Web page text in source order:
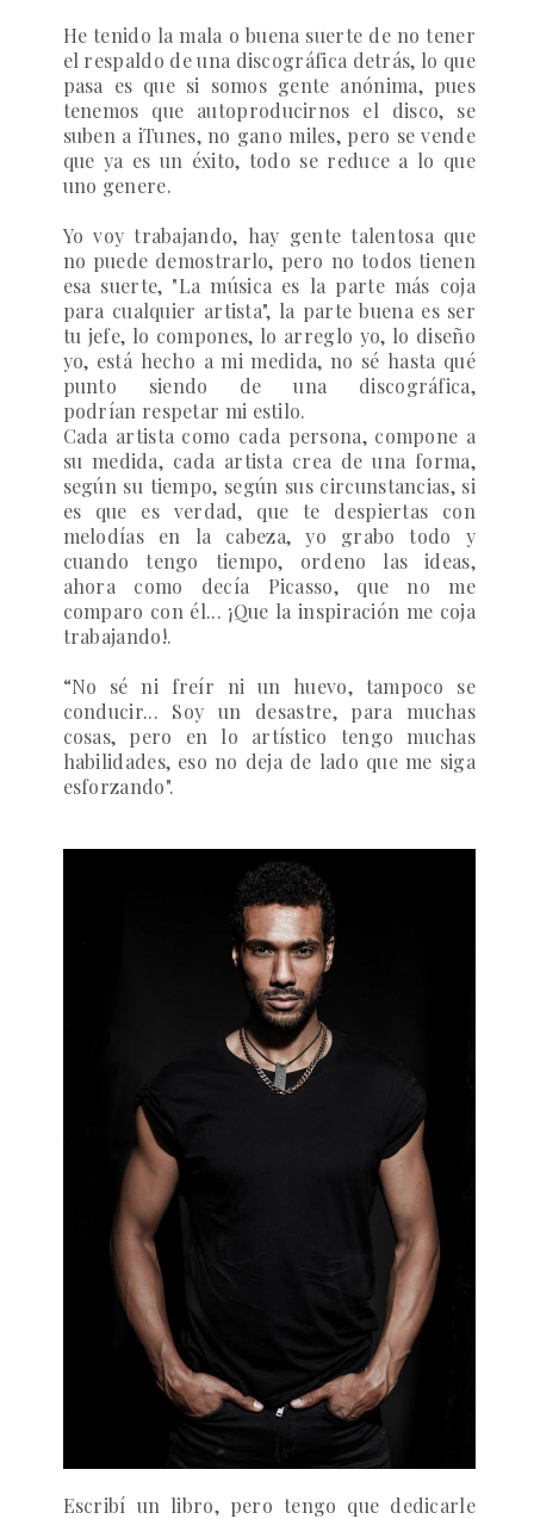
He tenido la mala o buena suerte de no tener
el respaldo de una discográfica detrás, lo que
pasa es que si somos gente anónima, pues
tenemos que autoproducirnos el disco, se
suben a iTunes, no gano miles, pero se vende
que ya es un éxito, todo se reduce a lo que
uno genere.
Yo voy trabajando, hay gente talentosa que
no puede demostrarlo, pero no todos tienen
esa suerte, "La música es la parte más coja
para cualquier artista", la parte buena es ser
tu jefe, lo compones, lo arreglo yo, lo diseño
yo, está hecho a mi medida, no sé hasta qué
punto siendo de una discográfica,
podrían respetar mi estilo.
Cada artista como cada persona, compone a
su medida, cada artista crea de una forma,
según su tiempo, según sus circunstancias, si
es que es verdad, que te despiertas con
melodías en la cabeza, yo grabo todo y
cuando tengo tiempo, ordeno las ideas,
ahora como decía Picasso, que no me
comparo con él... ¡Que la inspiración me coja
trabajando!.
“No sé ni freír ni un huevo, tampoco se
conducir... Soy un desastre, para muchas
cosas, pero en lo artístico tengo muchas
habilidades, eso no deja de lado que me siga
esforzando".
Escribí un libro, pero tengo que dedicarle